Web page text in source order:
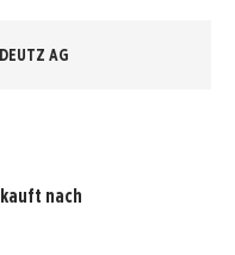
AG
nach